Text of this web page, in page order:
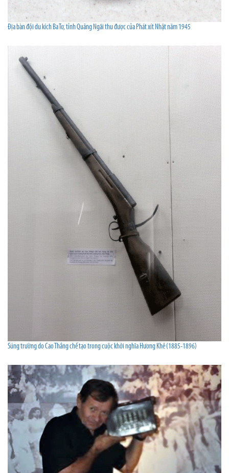
Địa bàn đội du kích Ba Tơ, tỉnh Quảng Ngãi thu được của Phát xít Nhật năm 1945
Súng trường do Cao Thắng chế tạo trong cuộc khởi nghĩa Hương Khê (1885-1896)